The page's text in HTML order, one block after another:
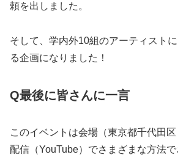
頼を出しました。
そして、学内外10組のアーティスト
る企画になりました！
Q最後に皆さんに一言
このイベントは会場（東京都千代田
配信（YouTube）でさまざまな方法